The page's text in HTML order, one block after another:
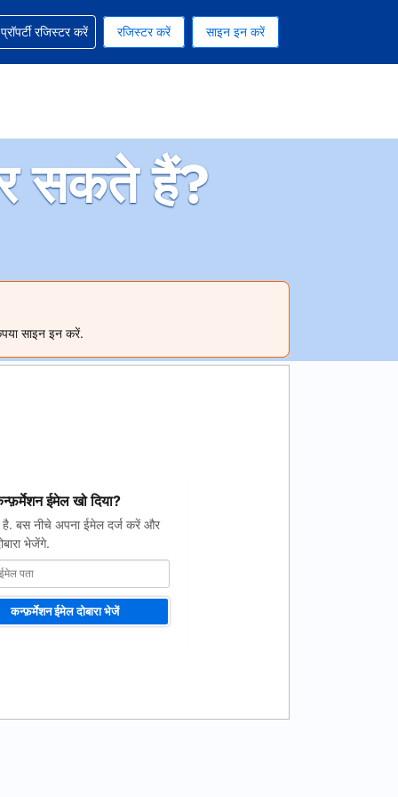
को चुना हुआ है
हिन्दी भाषा को चुना हुआ है
में सहायता पाएं
रजिस्टर करें रजिस्टर करें साइन इन करें
सकते हैं?
साइन इन करें.
ईमेल खो दिया?
है. बस नीचे अपना ईमेल दर्ज करें और
भेजेंगे.
कन्फ़र्मेशन ईमेल दोबारा भेजें